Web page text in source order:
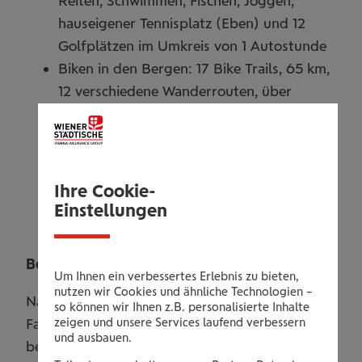
hauseigener Tennisplatz (Eben) und 12
Golfplätzen im Umkreis von 1 Autostunde
Biken in den Bergen: 17 Bike Trails, 65 km,
12 verschiedene Wanderrouten, über
3.500 Höhenmeter, Stoneman Taurista
Aktivwelt Winter: 760 Pistenkilometern in
Amadé - Skifahren, Skitouren,
Snowboarden, Langlaufen, Winterwandern
Besonderheiten:
Nachhaltigkeit zum Wohle der Kinder! Als
Familienhotel ist es Kesselgrubs Ferienwelt ein
besonderes Anliegen in und mit der Natur zu
Ihre Cookie-
Einstellungen
Um Ihnen ein verbessertes Erlebnis zu bieten,
nutzen wir Cookies und ähnliche Technologien –
so können wir Ihnen z.B. personalisierte Inhalte
zeigen und unsere Services laufend verbessern
und ausbauen.